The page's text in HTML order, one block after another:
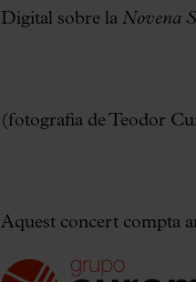
Digital sobre la Novena
(fotografia de Teodor
Aquest concert compta